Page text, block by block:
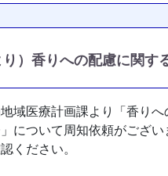
り）香りへの配慮に関す
域医療計画課より「香りへ
について周知依頼がござい
ください。